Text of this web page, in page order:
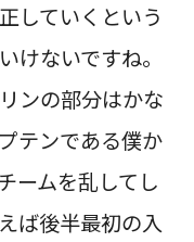
していくという
けないですね。
ンの部分はかな
テンである僕か
ームを乱してし
ば後半最初の入